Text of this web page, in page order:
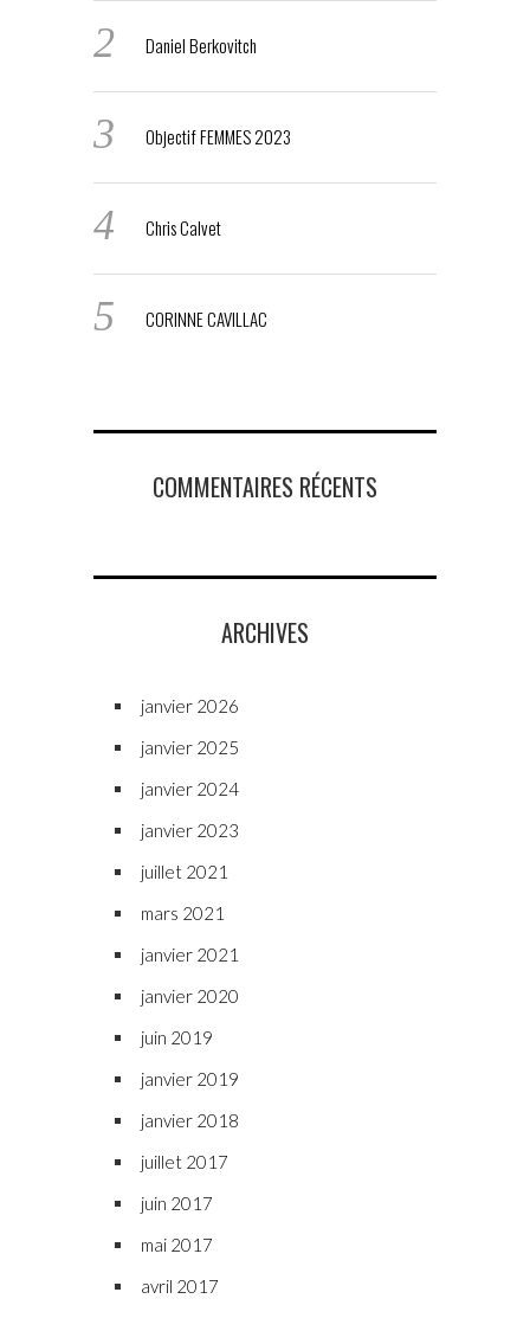
Daniel Berkovitch
Objectif FEMMES 2023
Chris Calvet
CORINNE CAVILLAC
COMMENTAIRES RÉCENTS
ARCHIVES
janvier 2026
janvier 2025
janvier 2024
janvier 2023
juillet 2021
mars 2021
janvier 2021
janvier 2020
juin 2019
janvier 2019
janvier 2018
juillet 2017
juin 2017
mai 2017
avril 2017